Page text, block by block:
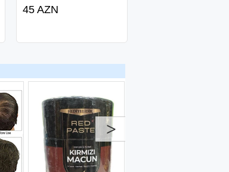
45 AZN